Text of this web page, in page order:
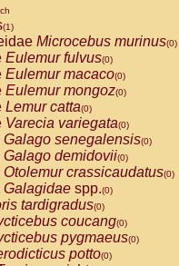
capucinus
nigrivittatus
spp.(0)
boliviensis(0)
sciureus(0)
caraya(0)
fusca(0)
seniculus(0)
spp.(0)
belzebuth(0)
geoffroyi(0)
paniscus(0)
spp.(0)
lagothricha(0)
lagothricha cana
Cacajao calvus
(1)
Microcebus murinus(0)
Eulemur fulvus(0)
Eulemur macaco(0)
Eulemur mongoz(0)
Lemur catta(0)
Varecia variegata(0)
Galago senegalensis(0)
Galago demidovii(0)
Otolemur crassicaudatus(0)
Galagidae spp.(0)
tardigradus(0)
coucang(0)
pygmaeus(0)
potto(0)